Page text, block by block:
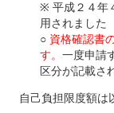
※ 平成２４年
用されました
○ 資格確認書
す。 一度申請
区分が記載さ
自己負担限度額は